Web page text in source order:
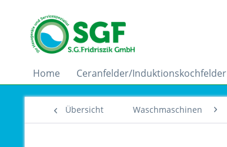
Home Ceranfelder/Induktionskochfelder
Übersicht Waschmaschinen